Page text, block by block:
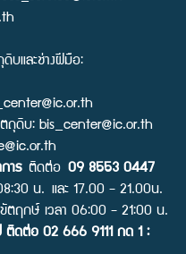
และช่างฝีมือ:
ถุดิบ: bis_center@ic.or.th
าร ติดต่อ 09 8553 0447
น. และ 17.00 - 21.00น.
ฤกษ์ เวลา 06:00 - 21:00 น.
ติดต่อ 02 666 9111 กด 1 :